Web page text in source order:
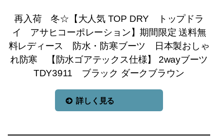
再入荷 冬☆【大人気 TOP DRY トップドラ
イ アサヒコーポレーション】期間限定 送料無
料レディース 防水・防寒ブーツ 日本製おしゃ
れ防寒 【防水ゴアテックス仕様】 2wayブーツ
TDY3911 ブラック ダークブラウン
詳しく見る